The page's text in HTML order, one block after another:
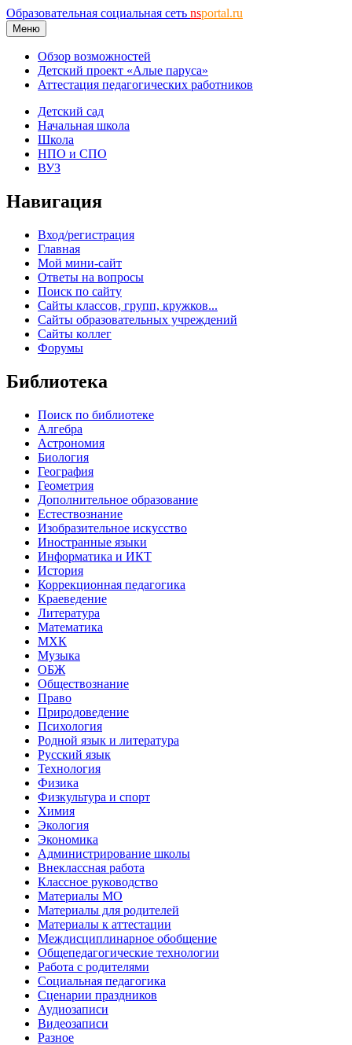
Образовательная социальная сеть nsportal.ru
Меню
Обзор возможностей
Детский проект «Алые паруса»
Аттестация педагогических работников
Детский сад
Начальная школа
Школа
НПО и СПО
ВУЗ
Навигация
Вход/регистрация
Главная
Мой мини-сайт
Ответы на вопросы
Поиск по сайту
Сайты классов, групп, кружков...
Сайты образовательных учреждений
Сайты коллег
Форумы
Библиотека
Поиск по библиотеке
Алгебра
Астрономия
Биология
География
Геометрия
Дополнительное образование
Естествознание
Изобразительное искусство
Иностранные языки
Информатика и ИКТ
История
Коррекционная педагогика
Краеведение
Литература
Математика
МХК
Музыка
ОБЖ
Обществознание
Право
Природоведение
Психология
Родной язык и литература
Русский язык
Технология
Физика
Физкультура и спорт
Химия
Экология
Экономика
Администрирование школы
Внеклассная работа
Классное руководство
Материалы МО
Материалы для родителей
Материалы к аттестации
Междисциплинарное обобщение
Общепедагогические технологии
Работа с родителями
Социальная педагогика
Сценарии праздников
Аудиозаписи
Видеозаписи
Разное